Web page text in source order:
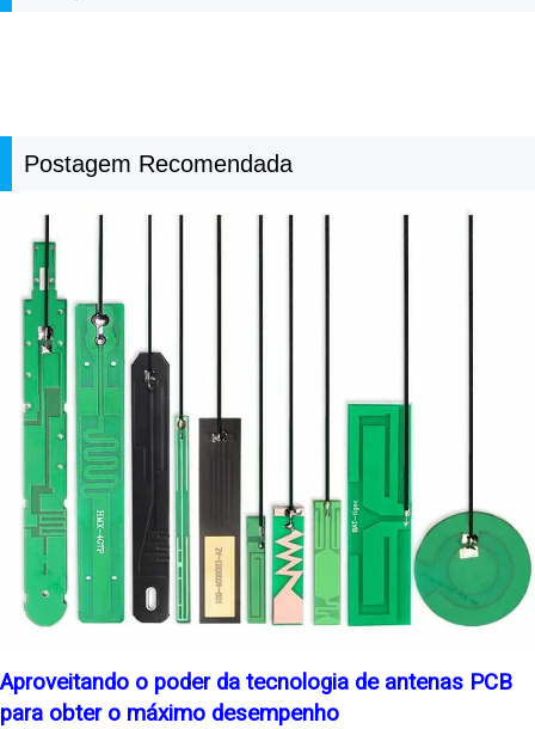
Postagem Recomendada
Aproveitando o poder da tecnologia de antenas PCB
para obter o máximo desempenho